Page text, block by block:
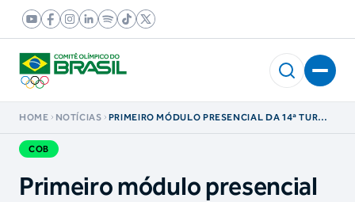
HOME NOTÍCIAS
PRIMEIRO MÓDULO PRESENCIAL DA 14ª TURMA
COB
Primeiro módulo presencial